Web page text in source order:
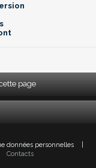
page
données personnelles
Contacts